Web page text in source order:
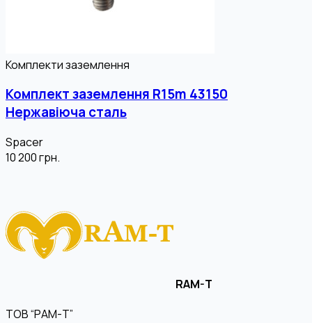
Комплекти заземлення
Комплект заземлення R15m 43150
Нержавіюча сталь
Spacer
10 200грн.
RAM-T
ТОВ “РАМ-Т”